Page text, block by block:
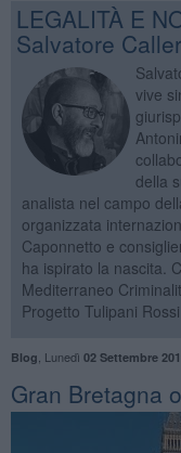
LEGALITÀ E
Salvatore
vive
della
analista nel campo
organizzata
Caponnetto e
ha ispirato la nascita.
Mediterraneo
Progetto Tulipani
Blog Lunedì 02 Settembre
Gran Bretagna